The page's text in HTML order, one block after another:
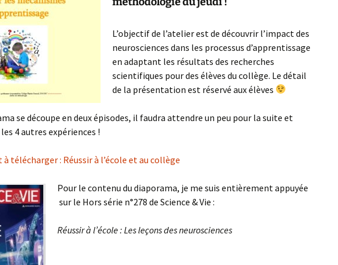
L’objectif de l’atelier est de découvrir l’impact des
neurosciences dans les processus d’apprentissage
en adaptant les résultats des recherches
scientifiques pour des élèves du collège. Le détail
de la présentation est réservé aux élèves
se découpe en deux épisodes, il faudra attendre un peu pour la suite et
4 autres expériences !
à télécharger : Réussir à l’école et au collège
Pour le contenu du diaporama, je me suis entièrement appuyée
sur le Hors série n°278 de Science & Vie :
Réussir à l’école : Les leçons des neurosciences